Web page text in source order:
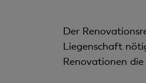
Der
Liegenschaft
Renovationen